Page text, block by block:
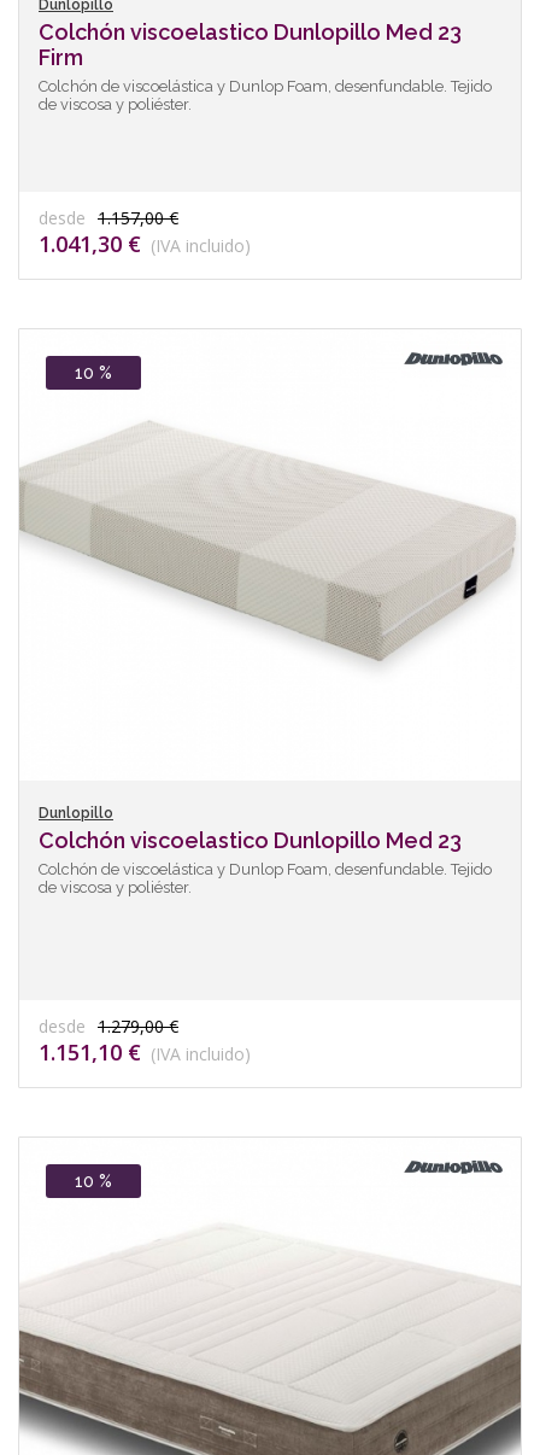
Dunlopillo
Colchón viscoelastico Dunlopillo Med 23
Firm
Colchón de viscoelástica y Dunlop Foam, desenfundable. Tejido
de viscosa y poliéster.
desde 1.157,00 €
1.041,30 € (IVA incluido)
10 %
Dunlopillo
Colchón viscoelastico Dunlopillo Med 23
Colchón de viscoelástica y Dunlop Foam, desenfundable. Tejido
de viscosa y poliéster.
desde 1.279,00 €
1.151,10 € (IVA incluido)
10 %